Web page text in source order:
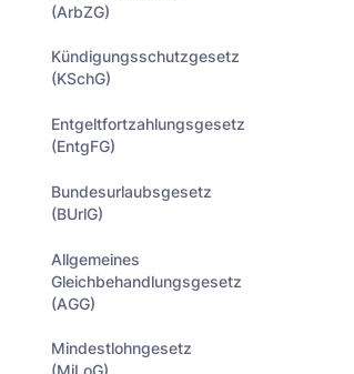
(ArbZG)
Kündigungsschutzgesetz
(KSchG)
Entgeltfortzahlungsgesetz
(EntgFG)
Bundesurlaubsgesetz
(BUrlG)
Allgemeines
Gleichbehandlungsgesetz
(AGG)
Mindestlohngesetz